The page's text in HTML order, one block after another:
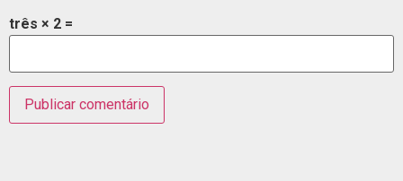
três × 2 =